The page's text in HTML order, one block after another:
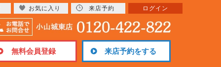
無料会員登録 来店予約をする
お気に入り 来店予約 ログイン